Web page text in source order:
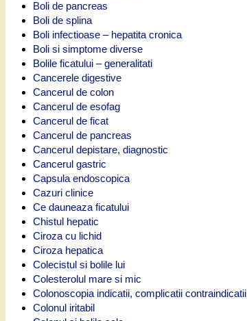
Boli de pancreas
Boli de splina
Boli infectioase – hepatita cronica
Boli si simptome diverse
Bolile ficatului – generalitati
Cancerele digestive
Cancerul de colon
Cancerul de esofag
Cancerul de ficat
Cancerul de pancreas
Cancerul depistare, diagnostic
Cancerul gastric
Capsula endoscopica
Cazuri clinice
Ce dauneaza ficatului
Chistul hepatic
Ciroza cu lichid
Ciroza hepatica
Colecistul si bolile lui
Colesterolul mare si mic
Colonoscopia indicatii, complicatii contraindicatii
Colonul iritabil